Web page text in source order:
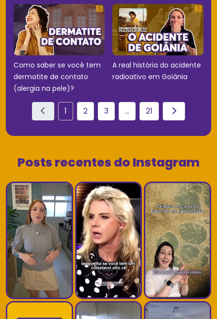
Como saber se você tem
dermatite de contato
(alergia na pele)?
A real história do acidente
radioativo em Goiânia
1 2 3 ... 21
Posts recentes do Instagram